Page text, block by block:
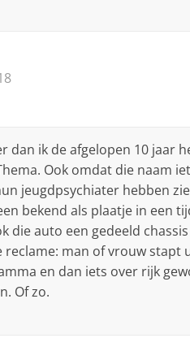
dan ik de afgelopen 10 jaar
Ook omdat die naam
jeugdpsychiater hebben
bekend als plaatje in een
die auto een gedeeld
man of vrouw stapt
en dan iets over rijk
Of zo.